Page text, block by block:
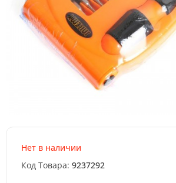
Нет в наличии
Код Товара: 9237292